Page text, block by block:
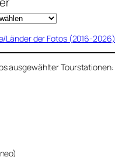
Länder der Fotos (2016-2026)
ausgewählter Tourstationen: